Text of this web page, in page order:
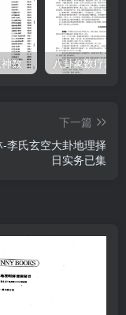
数
下一篇
李氏玄空大卦地理择
日实务已集